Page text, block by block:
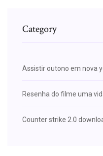
Category
Assistir outono em nova
Resenha do filme uma
Counter strike 2.0